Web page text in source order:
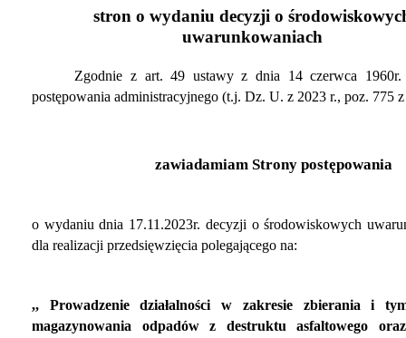
stron o wydaniu decyzji o
uwarunkowaniach
Zgodnie z art. 49 ustawy z dnia 14 czerwca
postępowania administracyjnego (t.j. Dz. U. z 2023 r., poz. 775
zawiadamiam Strony postępowania
o wydaniu dnia 17.11.2023r. decyzji o środowiskowych
dla realizacji przedsięwzięcia polegającego na:
,, Prowadzenie działalności w zakresie zbierania i
magazynowania odpadów z destruktu asfaltowego